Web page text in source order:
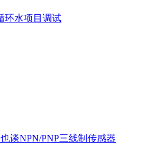
环水项目调试
谈NPN/PNP三线制传感器